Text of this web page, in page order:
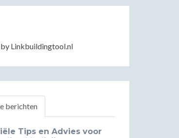
Linkbuildingtool.nl
berichten
Tips en Advies voor